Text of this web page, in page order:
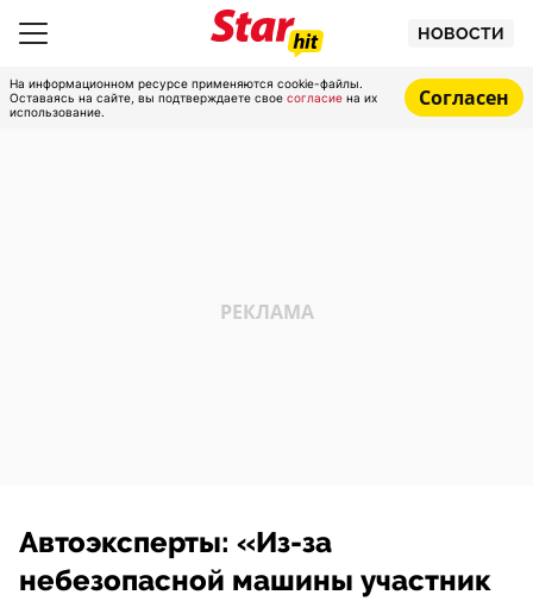
НОВОСТИ
На информационном ресурсе применяются cookie-файлы.
Оставаясь на сайте, вы подтверждаете свое согласие на их
использование.
Согласен
Автоэксперты: «Из-за
небезопасной машины участник